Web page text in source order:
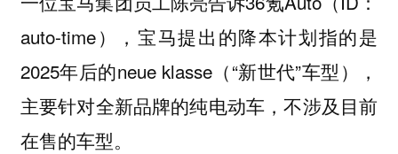
auto-time），宝马提出的降本计划指的是
2025年后的neue klasse（“新世代”车型），
主要针对全新品牌的纯电动车，不涉及目前
在售的车型。